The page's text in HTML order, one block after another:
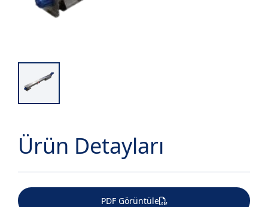
Ürün Detayları
PDF Görüntüle